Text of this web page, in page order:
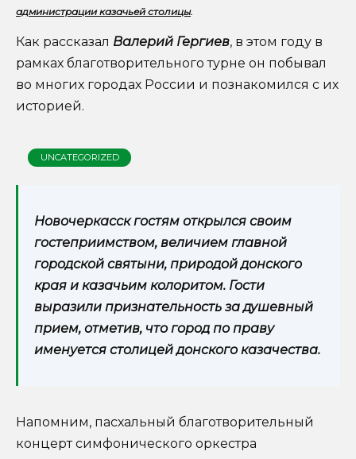
администрации казачьей столицы.
Как рассказал Валерий Гергиев, в этом году в
рамках благотворительного турне он побывал
во многих городах России и познакомился с их
историей.
UNCATEGORIZED
Новочеркасск гостям открылся своим
гостеприимством, величием главной
городской святыни, природой донского
края и казачьим колоритом. Гости
выразили признательность за душевный
прием, отметив, что город по праву
именуется столицей донского казачества.
Напомним, пасхальный благотворительный
концерт симфонического оркестра